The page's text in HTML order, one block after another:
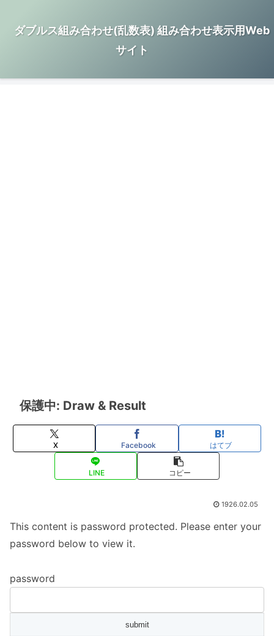
ダブルス組み合わせ(乱数表) 組み合わせ表示用Web
サイト
保護中: Draw & Result
X Facebook はてブ
LINE コピー
1926.02.05
This content is password protected. Please enter your
password below to view it.
password